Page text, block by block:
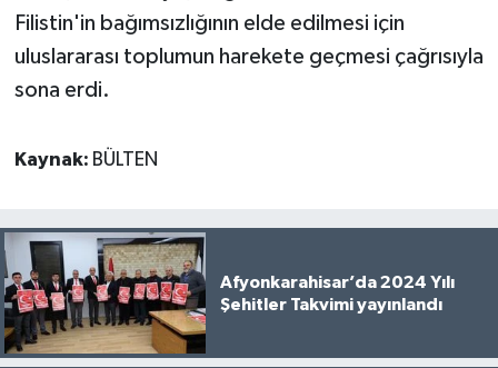
Filistin'in bağımsızlığının elde edilmesi için
uluslararası toplumun harekete geçmesi çağrısıyla
sona erdi.
Kaynak: BÜLTEN
Afyonkarahisar’da 2024 Yılı
Şehitler Takvimi yayınlandı